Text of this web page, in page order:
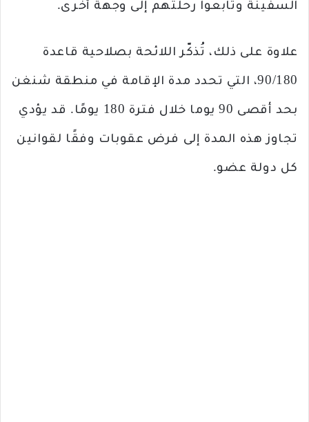
السفينة وتابعوا رحلتهم إلى وجهة أخرى.
علاوة على ذلك، تُذكّر اللائحة بصلاحية قاعدة
90/180، التي تحدد مدة الإقامة في منطقة شنغن
بحد أقصى 90 يوما خلال فترة 180 يومًا. قد يؤدي
تجاوز هذه المدة إلى فرض عقوبات وفقًا لقوانين
كل دولة عضو.